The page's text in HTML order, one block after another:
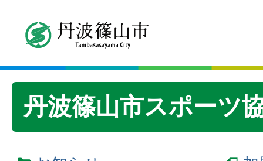
丹波篠山市スポーツ